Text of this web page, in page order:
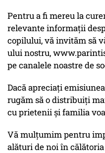
Pentru a fi mereu la
relevante informații
copilului, vă invităm să
ului nostru,
pe canalele noastre de
Dacă apreciați
rugăm să o distribuiți
cu prietenii și familia
Vă mulțumim pentru
alături de noi în